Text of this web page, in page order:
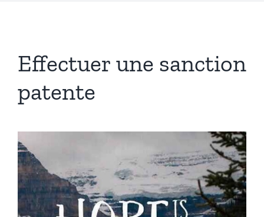
Effectuer une sanction
patente